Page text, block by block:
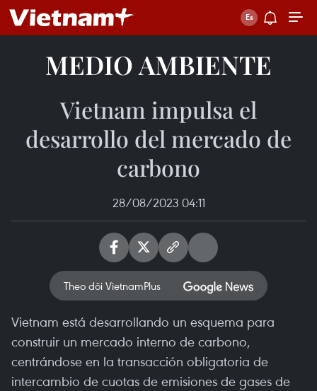
MEDIO AMBIENTE
Vietnam impulsa el
desarrollo del mercado de
carbono
28/08/2023 04:11
Theo dõi VietnamPlus
Vietnam está desarrollando un esquema para
construir un mercado interno de carbono,
centrándose en la transacción obligatoria de
intercambio de cuotas de emisiones de gases de